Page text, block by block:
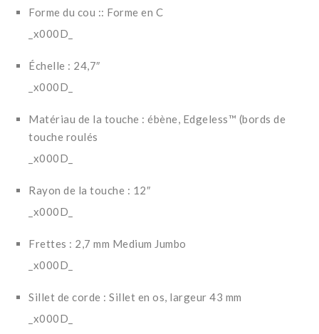
Forme du cou :: Forme en C
_x000D_
Échelle : 24,7″
_x000D_
Matériau de la touche : ébène, Edgeless™ (bords de
touche roulés
_x000D_
Rayon de la touche : 12″
_x000D_
Frettes : 2,7 mm Medium Jumbo
_x000D_
Sillet de corde : Sillet en os, largeur 43 mm
_x000D_